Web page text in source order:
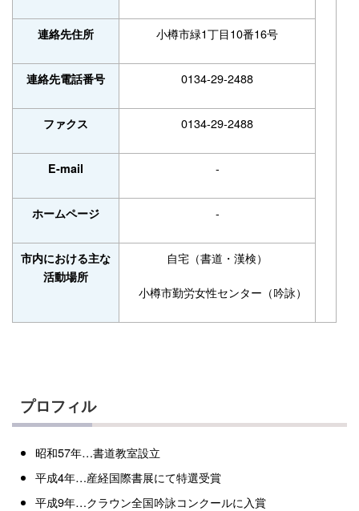
連絡先住所 小樽市緑1丁目10番16号
連絡先電話番号 0134-29-2488
ファクス 0134-29-2488
E-mail -
ホームページ -
市内における主な
活動場所
自宅（書道・漢検）
小樽市勤労女性センター（吟詠）
プロフィル
昭和57年…書道教室設立
平成4年…産経国際書展にて特選受賞
平成9年…クラウン全国吟詠コンクールに入賞